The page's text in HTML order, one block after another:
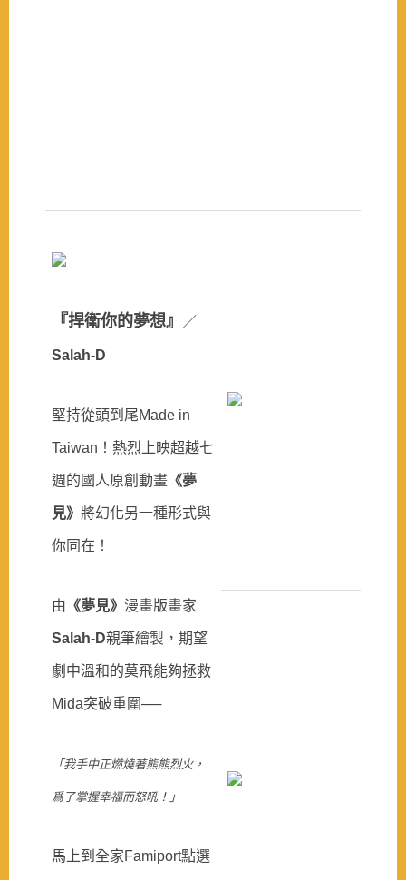
『捍衛你的夢想』 ／
Salah-D
堅持從頭到尾Made in
Taiwan！熱烈上映超越七
週的國人原創動畫《夢
見》 將幻化另一種形式與
你同在！
由 《夢見》 漫畫版畫家
Salah-D親筆繪製，期望
劇中溫和的莫飛能夠拯救
Mida突破重圍──
「我手中正燃燒著熊熊烈火，
爲了掌握幸福而怒吼！」
馬上到全家Famiport點選